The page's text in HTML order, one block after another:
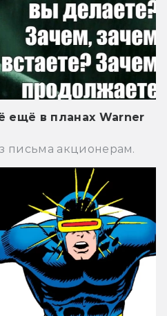
ещё в планах Warner
письма акционерам.